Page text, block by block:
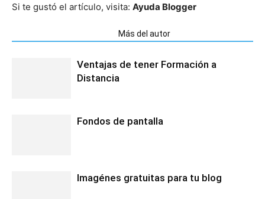
Si te gustó el artículo, visita: Ayuda Blogger
Más del autor
Ventajas de tener Formación a
Distancia
Fondos de pantalla
Imagénes gratuitas para tu blog